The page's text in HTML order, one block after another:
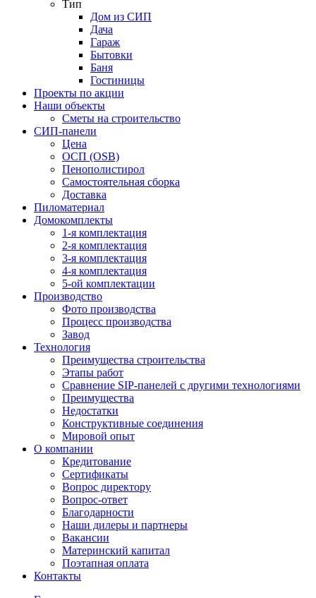
Тип
Дом из СИП
Дача
Гараж
Бытовки
Баня
Гостиницы
Проекты по акции
Наши объекты
Сметы на строительство
СИП-панели
Цена
ОСП (OSB)
Пенополистирол
Самостоятельная сборка
Доставка
Пиломатериал
Домокомплекты
1-я комплектация
2-я комплектация
3-я комплектация
4-я комплектация
5-ой комплектации
Производство
Фото производства
Процесс производства
Завод
Технология
Преимущества строительства
Этапы работ
Сравнение SIP-панелей с другими технологиями
Преимущества
Недостатки
Конструктивные соединения
Мировой опыт
О компании
Кредитование
Сертификаты
Вопрос директору
Вопрос-ответ
Благодарности
Наши дилеры и партнеры
Вакансии
Материнский капитал
Поэтапная оплата
Контакты